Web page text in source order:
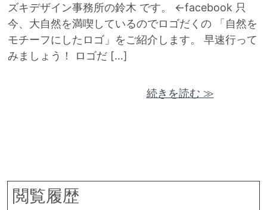
ズキデザイン事務所の鈴木 です。 ←facebook 只
今、大自然を満喫しているのでロゴだくの 「自然を
モチーフにしたロゴ」をご紹介します。 早速行って
みましょう！ ロゴだ […]
続きを読む ≫
閲覧履歴